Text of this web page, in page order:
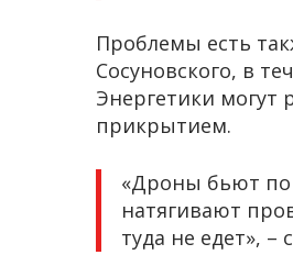
Проблемы есть
Сосуновского, в
Энергетики могут
прикрытием.
«Дроны бьют по
натягивают
туда не едет», –